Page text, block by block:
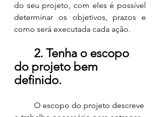
do seu projeto, com eles é possível
determinar os objetivos, prazos e
como será executada cada ação.
2. Tenha o escopo
do projeto bem
definido.